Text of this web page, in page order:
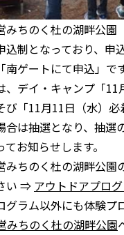
みちのく杜の湖畔公園
込制となっており、申
南ゲートにて申込」です
、デイ・キャンプ「11
「11月11日（水）必
合は抽選となり、抽選
お知らせします。
みちのく杜の湖畔公園
い ⇒ アウトドアプロ
グラム以外にも体験プ
みちのく杜の湖畔公園